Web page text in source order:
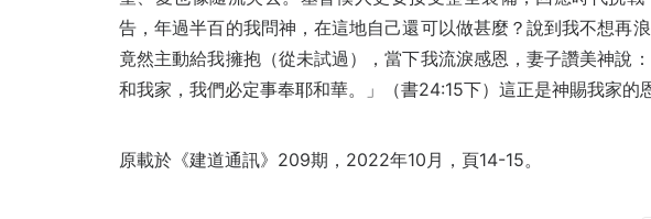
告，年過半百的我問神，在這地自己還可以做甚麼？說到我不想再
竟然主動給我擁抱（從未試過），當下我流淚感恩，妻子讚美神說
和我家，我們必定事奉耶和華。」（書24:15下）這正是神賜我家的
原載於《建道通訊》209期，2022年10月，頁14-15。